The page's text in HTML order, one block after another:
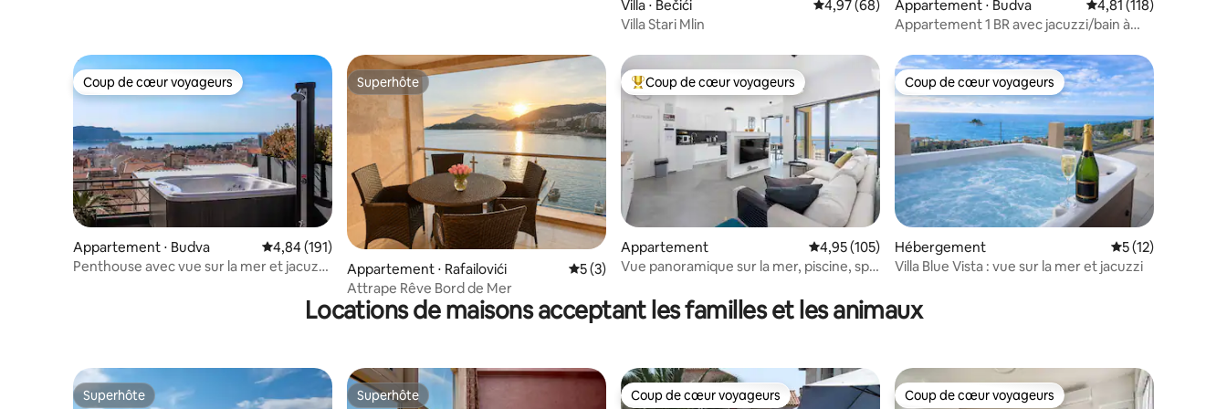
Villa ⋅ Bečići Évaluation moyenne sur la base de 68 commentaires : 4,97 sur 5
4,97 (68)
Villa Stari Mlin
Appartement ⋅ Budva Évaluation moyenne
4,81 (118)
Appartement 1 BR avec jacuzzi/bain à
Coup de cœur voyageurs
Coup de cœur voyageurs
Appartement ⋅ Budva Évaluation moyenne sur la base de 191 commentaires : 4,84 sur 5
4,84 (191)
Penthouse avec vue sur la mer et jacuzzi
Superhôte
Superhôte
Appartement ⋅ Rafailovići Évaluation moyenne sur la base de 3 commentaires : 5 sur 5
5 (3)
Attrape Rêve Bord de Mer
Coups de cœur voyageurs les plus appréciés
Coup de cœur voyageurs
Appartement Évaluation moyenne sur la base de 105 commentaires : 4,95 sur 5
4,95 (105)
Vue panoramique sur la mer, piscine, spa,
Coup de cœur voyageurs
Coup de cœur voyageurs
Hébergement Évaluation
5 (12)
Villa Blue Vista : vue sur la mer et jacuzzi
Locations de maisons acceptant les familles et les animaux
Superhôte
Superhôte Superhôte
Superhôte Coup de cœur voyageurs
Coup de cœur voyageurs Coup de cœur voyageurs
Coup de cœur voyageurs